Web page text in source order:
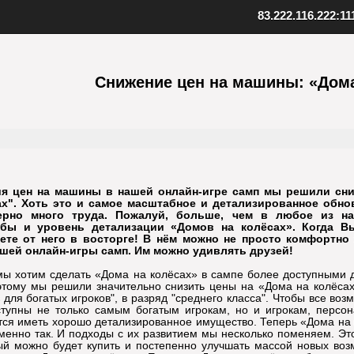
файл клиента
к установленной игре
Установите клиент
Внизу в клиенте выберите
В верхнем меню нажмите
Подтвердите добавление, нажав
Шаг 3 Добавьте
Снижение цен на машины:
цен на машины в нашей онлайн-игре самп мы решили
Хоть это и самое масштабное и детализированное
много труда. Пожалуй, больше, чем в любое из
и уровень детализации «Домов на колёсах». Когда
от него в восторге! В нём можно не просто
онлайн-игры самп. Им можно удивлять друзей!
хотим сделать «Дома на колёсах» в сампе более доступными
мы решили значительно снизить цены на «Дома на
для богатых игроков", в разряд "среднего класса". Чтобы все
не только самым богатым игрокам, но и игрокам,
иметь хорошо детализированное имущество. Теперь «Дома
так. И подходы с их развитием мы несколько поменяем.
можно будет купить и постепенно улучшать массой новых